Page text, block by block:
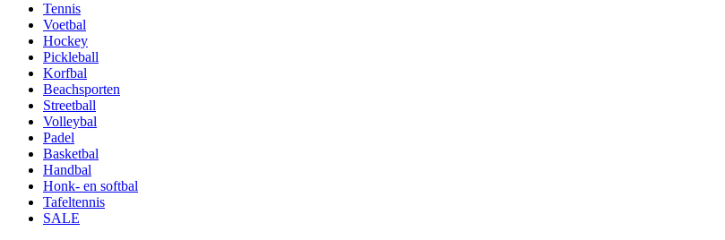
Tennis
Voetbal
Hockey
Pickleball
Korfbal
Beachsporten
Streetball
Volleybal
Padel
Basketbal
Handbal
Honk- en softbal
Tafeltennis
SALE